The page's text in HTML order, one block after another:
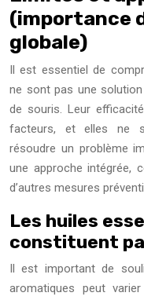
(importance
globale)
Il est essentiel de
ne sont pas une
de souris. Leur
facteurs, et elles ne
résoudre un problème
une approche intégrée,
d’autres mesures
Les huiles
constituent
Il est important de
aromatiques peut